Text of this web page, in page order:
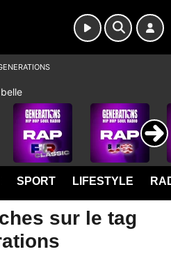
SPORT LIFESTYLE
sur le tag